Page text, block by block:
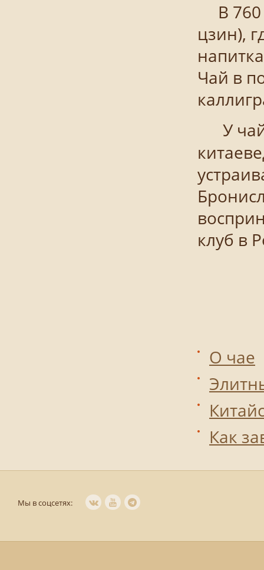
В 760
цзин),
Чай в
У
клуб в
О чае
Как
Мы в соцсетях: